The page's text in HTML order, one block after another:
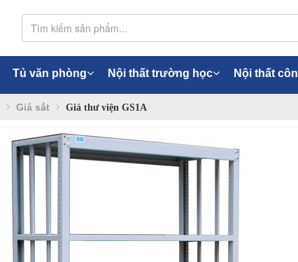
Tủ văn phòng Nội thất trường học Nội thất
Giá sắt Giá thư viện GS1A